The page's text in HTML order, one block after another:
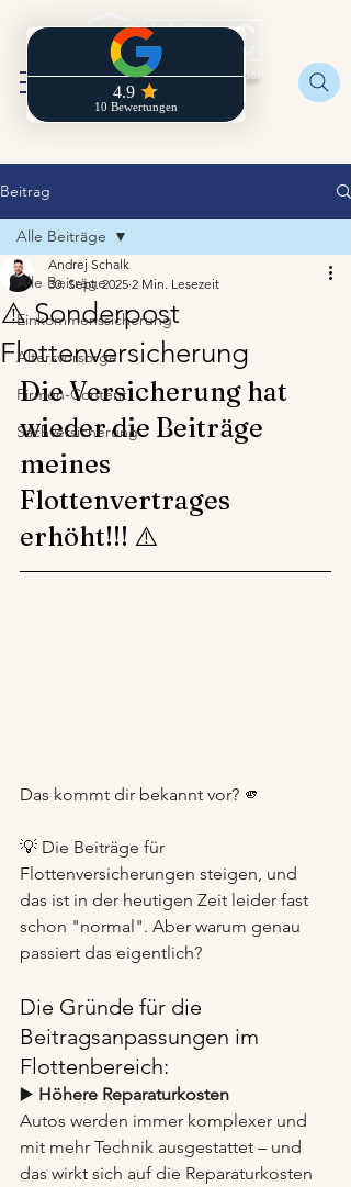
Regionaldirektion der
Beitrag
Alle Beiträge
Einkommenssicherung
Altersvorsorge
Firmen-Content
Sachversicherung
Alle Beiträge
⚠️ Sonderpost
Flottenversicherung
Andrej Schalk
30. Sept. 2025 2 Min. Lesezeit
Die Versicherung hat
wieder die Beiträge
meines
Flottenvertrages
erhöht!!! ⚠️
Das kommt dir bekannt vor? 🫵
💡 Die Beiträge für
Flottenversicherungen steigen, und
das ist in der heutigen Zeit leider fast
schon "normal". Aber warum genau
passiert das eigentlich?
Die Gründe für die
Beitragsanpassungen im
Flottenbereich:
▶️ Höhere Reparaturkosten
Autos werden immer komplexer und
mit mehr Technik ausgestattet – und
das wirkt sich auf die Reparaturkosten